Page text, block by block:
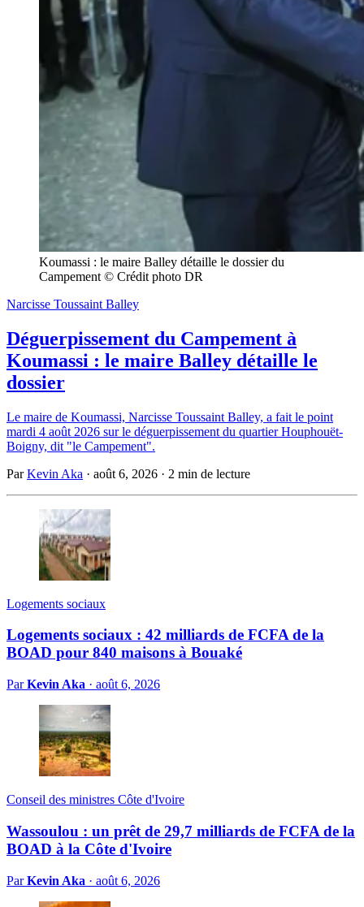
Koumassi : le maire Balley détaille le dossier du
Campement © Crédit photo DR
Narcisse Toussaint Balley
Déguerpissement du Campement à
Koumassi : le maire Balley détaille le
dossier
Le maire de Koumassi, Narcisse Toussaint Balley, a fait le point
mardi 4 août 2026 sur le déguerpissement du quartier Houphouët-
Boigny, dit "le Campement".
ParKevin Aka · août 6, 2026 · 2 min de lecture
Logements sociaux
Logements sociaux : 42 milliards de FCFA de la
BOAD pour 840 maisons à Bouaké
ParKevin Aka · août 6, 2026
Conseil des ministres Côte d'Ivoire
Wassoulou : un prêt de 29,7 milliards de FCFA de la
BOAD à la Côte d'Ivoire
ParKevin Aka · août 6, 2026